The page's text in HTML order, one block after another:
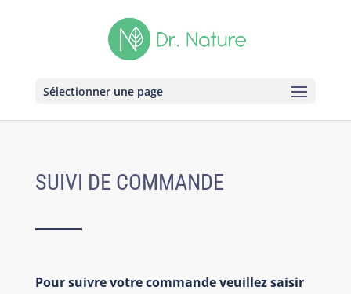
Sélectionner une page
SUIVI DE COMMANDE
Pour suivre votre commande veuillez saisir